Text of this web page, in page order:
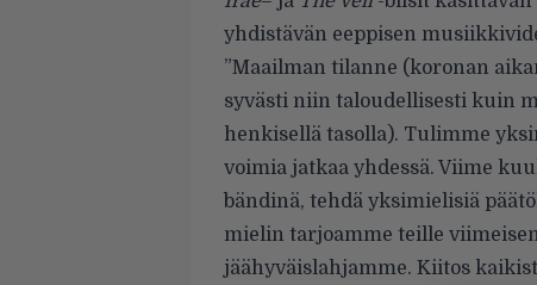
yhdistävän eeppisen
”Maailman tilanne (koronan
syvästi niin taloudellisesti kuin
henkisellä tasolla). Tulimme
voimia jatkaa yhdessä. Viime
bändinä, tehdä yksimielisiä
mielin tarjoamme teille
jäähyväislahjamme. Kiitos